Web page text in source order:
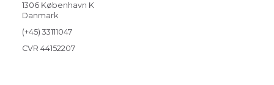
1306 København K
Danmark
(+45) 33111047
CVR 44152207